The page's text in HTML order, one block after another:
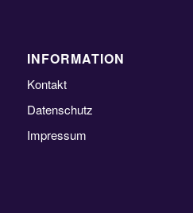
INFORMATION
Kontakt
Datenschutz
Impressum